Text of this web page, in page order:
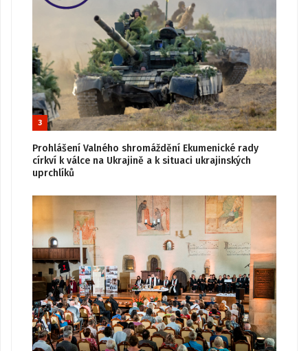
3
Prohlášení Valného shromáždění Ekumenické rady
církví k válce na Ukrajině a k situaci ukrajinských
uprchlíků